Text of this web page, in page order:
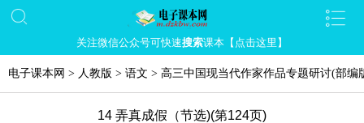
关注微信公众号可快速搜索课本【点击这里】
电子课本网 > 人教版 > 语文 > 高三中国现当代作家作品专题研讨(部编
14 弄真成假（节选)(第124页)